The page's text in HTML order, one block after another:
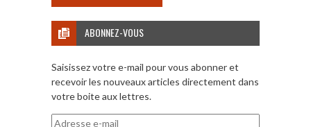
ABONNEZ-VOUS
Saisissez votre e-mail pour vous abonner et
recevoir les nouveaux articles directement dans
votre boite aux lettres.
Adresse